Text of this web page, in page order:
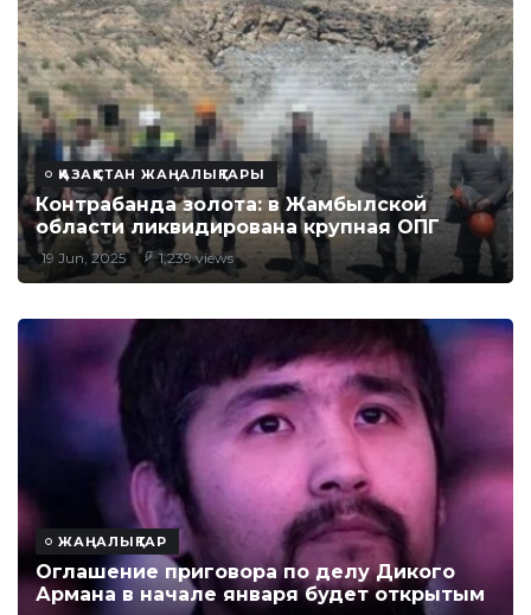
ҚАЗАҚСТАН ЖАҢАЛЫҚТАРЫ
Контрабанда золота: в Жамбылской
области ликвидирована крупная ОПГ
19 Jun, 2025 1,239 views
ЖАҢАЛЫҚТАР
Оглашение приговора по делу Дикого
Армана в начале января будет открытым